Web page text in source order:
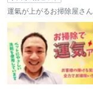
運氣が上がるお掃除屋さん